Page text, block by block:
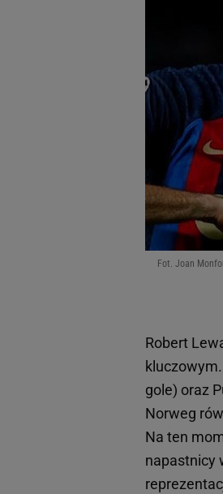
Fot. Joan
Robert
gole) oraz
Norweg
Na ten
napastnicy